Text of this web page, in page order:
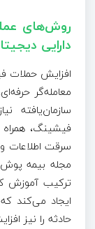
روش‌های
دارایی
افزایش حملات
معامله‌گر
سازمان‌یافته
فیشینگ،
سرقت اطلاعات
مجله بیمه پوش
ترکیب آموزش
ایجاد می‌کند
حادثه را نیز